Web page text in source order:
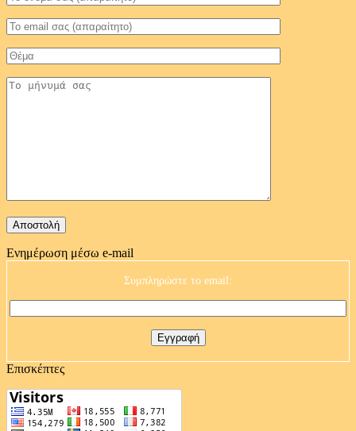
Ενημέρωση μέσω e-mail
Συμπληρώστε το email:
Επισκέπτες